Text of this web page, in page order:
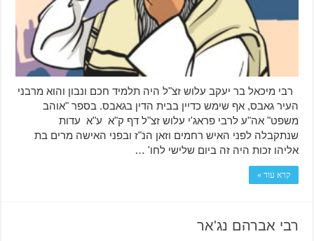
רבי מיכאל בר יעקב עלוש זצ"ל היה תלמיד חכם ונבון והוא מרבני
העיר גאבס, אף שימש כדיין בבית הדין בגאבס. בספר "אוהב
משפט" אה"ע לרבי פראג'י עלוש זצ"ל דף ק"א ע"א עדות
שנתקבלה לפני האיש רחמים וזאן הנ"ז ובפני האישה מרים בת
אליהו זכות היה זה ביום שלישי לחו' …
קרא עוד »
רבי אברהם נג'אר